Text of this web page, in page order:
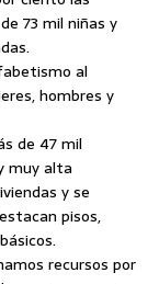
73 mil niñas y
al
hombres y
de 47 mil
muy alta
y se
pisos,
recursos por